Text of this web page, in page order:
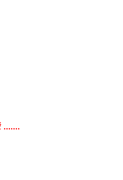
.......